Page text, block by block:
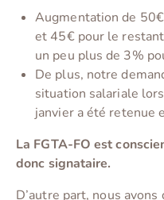
Augmentation de
et 45€ pour le
un peu plus de 3%
De plus, notre
situation salariale
janvier a été retenue
La FGTA-FO est
donc signataire.
D’autre part, nous